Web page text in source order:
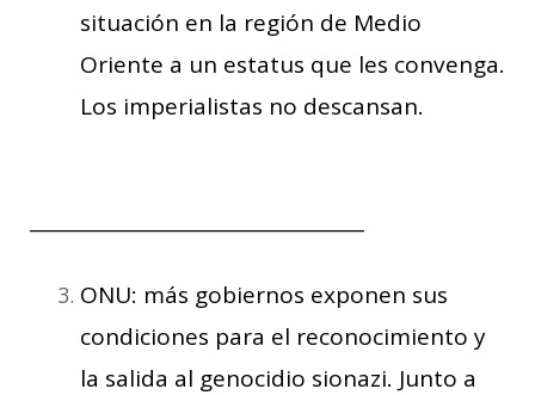
situación en la región de Medio
Oriente a un estatus que les convenga.
Los imperialistas no descansan.
ONU: más gobiernos exponen sus
condiciones para el reconocimiento y
la salida al genocidio sionazi. Junto a